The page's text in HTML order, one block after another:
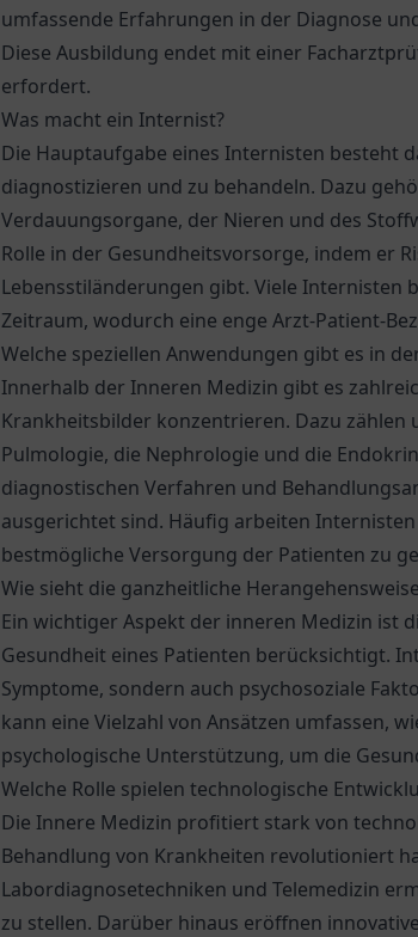
umfassende Erfahrungen in der Diagnose
Diese Ausbildung endet mit einer
erfordert.
Was macht ein Internist?
Die Hauptaufgabe eines Internisten besteht
diagnostizieren und zu behandeln. Dazu
Verdauungsorgane, der Nieren und des
Rolle in der Gesundheitsvorsorge, indem er
Lebensstiländerungen gibt. Viele Internisten
Zeitraum, wodurch eine enge Arzt-Patient-
Welche speziellen Anwendungen gibt es in
Innerhalb der Inneren Medizin gibt es
Krankheitsbilder konzentrieren. Dazu
Pulmologie, die Nephrologie und die
diagnostischen Verfahren und
ausgerichtet sind. Häufig arbeiten
bestmögliche Versorgung der Patienten zu
Wie sieht die ganzheitliche
Ein wichtiger Aspekt der inneren Medizin ist
Gesundheit eines Patienten berücksichtigt.
Symptome, sondern auch psychosoziale
kann eine Vielzahl von Ansätzen umfassen,
psychologische Unterstützung, um die
Welche Rolle spielen technologische
Die Innere Medizin profitiert stark von
Behandlung von Krankheiten revolutioniert
Labordiagnosetechniken und Telemedizin
zu stellen. Darüber hinaus eröffnen